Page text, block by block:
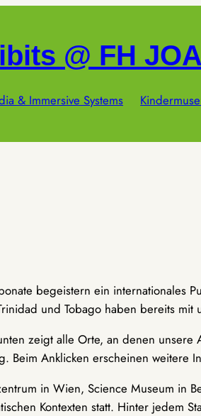
@ FH
& Immersive Systems
begeistern ein internationales
und Tobago haben bereits mit
zeigt alle Orte, an denen
Beim Anklicken erscheinen weitere
in Wien, Science Museum in
Kontexten statt. Hinter jedem